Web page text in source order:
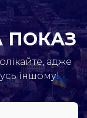
ПОКАЗ
адже
іншому!